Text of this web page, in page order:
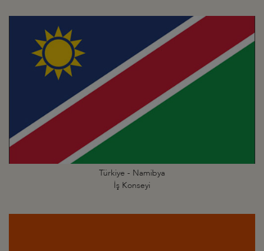
Türkiye - Namibya
İş Konseyi